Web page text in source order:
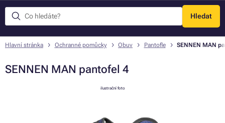
Hledat
Menu
Hlavní stránka Ochranné pomůcky Obuv Pantofle SENNEN MAN
SENNEN MAN pantofel 4
ilustrační foto